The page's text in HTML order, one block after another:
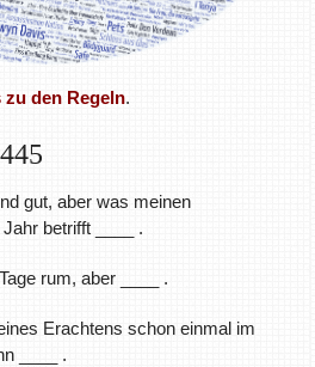
zu den Regeln.
gut, aber was meinen
betrifft ____ .
rum, aber ____ .
Erachtens schon einmal im
____ .